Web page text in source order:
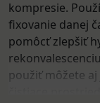
kompresie.
fixovanie danej
pomôcť zlepšiť
použiť môžete